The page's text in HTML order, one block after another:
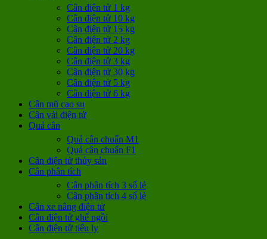
Cân điện tử 1 kg
Cân điện tử 10 kg
Cân điện tử 15 kg
Cân điện tử 2 kg
Cân điện tử 20 kg
Cân điện tử 3 kg
Cân điện tử 30 kg
Cân điện tử 5 kg
Cân điện tử 6 kg
Cân mũ cao su
Cân vải điện tử
Quả cân
Quả cân chuẩn M1
Quả cân chuẩn F1
Cân điện tử thủy sản
Cân phân tích
Cân phân tích 3 số lẻ
Cân phân tích 4 số lẻ
Cân xe nâng điện tử
Cân điện tử ghế ngồi
Cân điện tử tiểu ly